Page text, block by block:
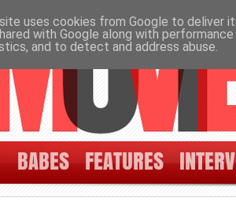
BABES FEATURES
uses cookies from Google to deliver
with Google along with
and to detect and address abuse.